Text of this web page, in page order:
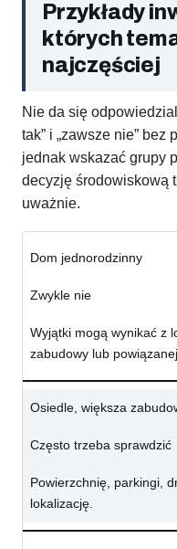
Przykłady
których
najczęściej
Nie da się
tak” i „zawsze nie”
jednak wskazać grupy
decyzję środowiskową
uważnie.
Dom jednorodzinny
Zwykle nie
Wyjątki mogą wynikać z
zabudowy lub
Osiedle, większa
Często trzeba sprawdzić
Powierzchnię, parkingi,
lokalizację.